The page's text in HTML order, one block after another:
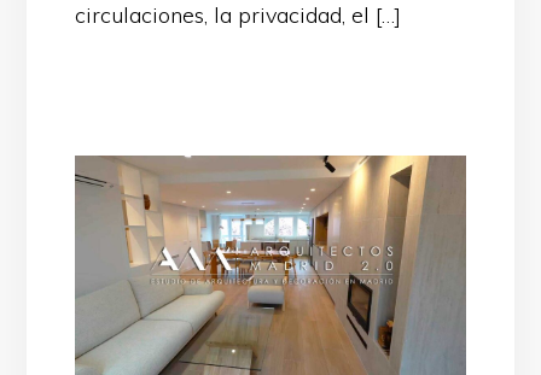
circulaciones, la privacidad, el […]